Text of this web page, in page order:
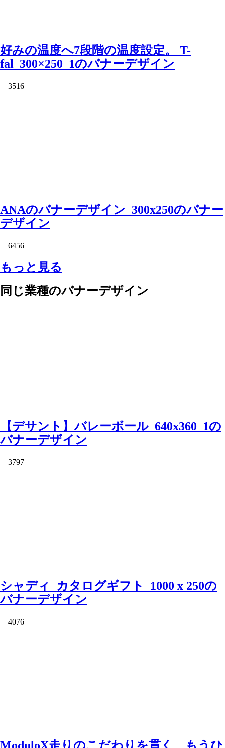
好みの温度へ7段階の温度設定。 T-
fal_300×250_1のバナーデザイン
3516
ANAのバナーデザイン_300x250のバナー
デザイン
6456
もっと見る
同じ業種のバナーデザイン
【デサント】バレーボール_640x360_1の
バナーデザイン
3797
シャディ_カタログギフト_1000 x 250の
バナーデザイン
4076